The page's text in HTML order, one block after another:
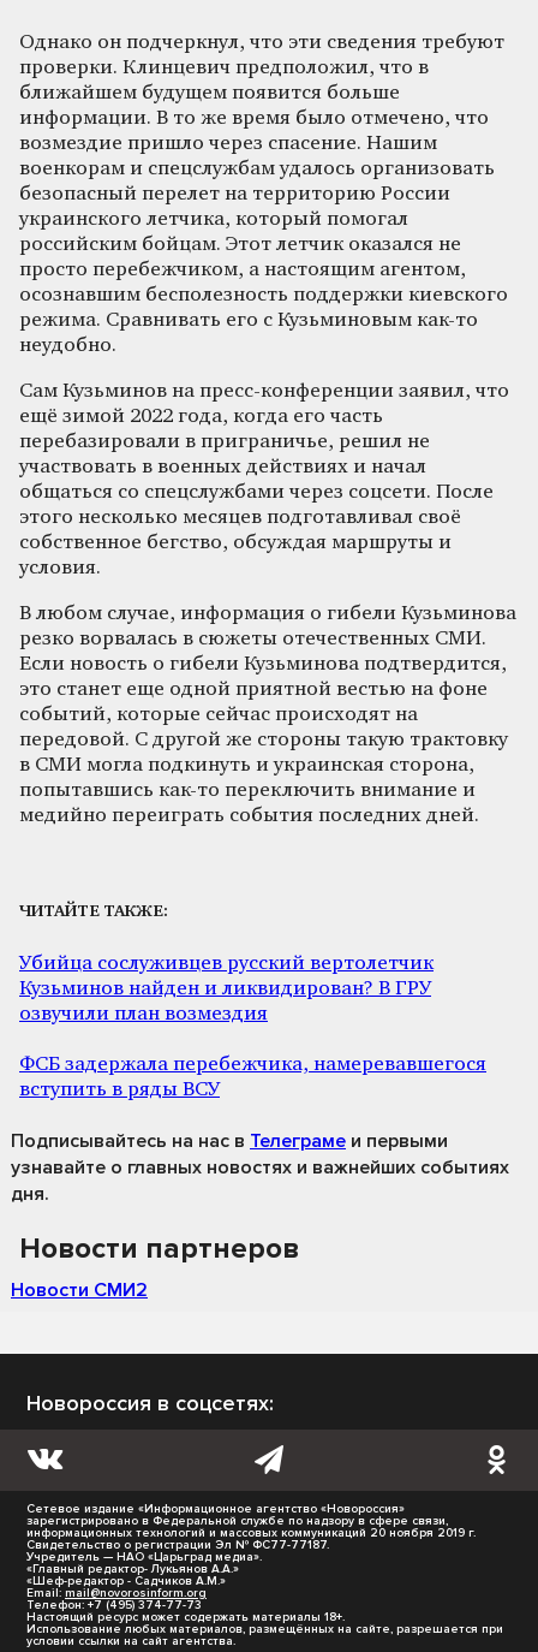
Однако он подчеркнул, что эти сведения требуют
проверки. Клинцевич предположил, что в
ближайшем будущем появится больше
информации. В то же время было отмечено, что
возмездие пришло через спасение. Нашим
военкорам и спецслужбам удалось организовать
безопасный перелет на территорию России
украинского летчика, который помогал
российским бойцам. Этот летчик оказался не
просто перебежчиком, а настоящим агентом,
осознавшим бесполезность поддержки киевского
режима. Сравнивать его с Кузьминовым как-то
неудобно.
Сам Кузьминов на пресс-конференции заявил, что
ещё зимой 2022 года, когда его часть
перебазировали в приграничье, решил не
участвовать в военных действиях и начал
общаться со спецслужбами через соцсети. После
этого несколько месяцев подготавливал своё
собственное бегство, обсуждая маршруты и
условия.
В любом случае, информация о гибели Кузьминова
резко ворвалась в сюжеты отечественных СМИ.
Если новость о гибели Кузьминова подтвердится,
это станет еще одной приятной вестью на фоне
событий, которые сейчас происходят на
передовой. С другой же стороны такую трактовку
в СМИ могла подкинуть и украинская сторона,
попытавшись как-то переключить внимание и
медийно переиграть события последних дней.
ЧИТАЙТЕ ТАКЖЕ:
Убийца сослуживцев русский вертолетчик
Кузьминов найден и ликвидирован? В ГРУ
озвучили план возмездия
ФСБ задержала перебежчика, намеревавшегося
вступить в ряды ВСУ
Подписывайтесь на нас в Телеграме и первыми
узнавайте о главных новостях и важнейших событиях
дня.
Новости партнеров
Новости СМИ2
Новороссия в соцсетях:
Сетевое издание «Информационное агентство «Новороссия»
зарегистрировано в Федеральной службе по надзору в сфере связи,
информационных технологий и массовых коммуникаций 20 ноября 2019 г.
Свидетельство о регистрации Эл № ФС77-77187.
Учредитель — НАО «Царьград медиа».
«Главный редактор- Лукьянов А.А.»
«Шеф-редактор - Садчиков А.М.»
Email: mail@novorosinform.org
Телефон: +7 (495) 374-77-73
Настоящий ресурс может содержать материалы 18+.
Использование любых материалов, размещённых на сайте, разрешается при
условии ссылки на сайт агентства.